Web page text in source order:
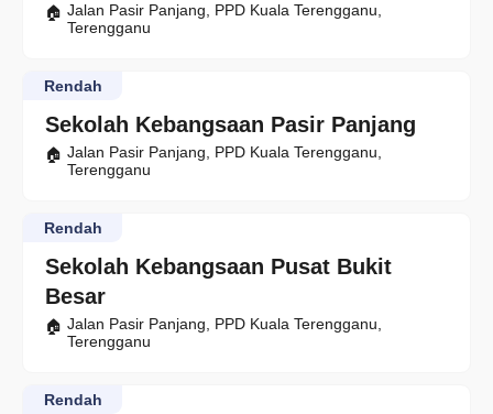
Jalan Pasir Panjang, PPD Kuala Terengganu,
Terengganu
Sekolah Kebangsaan Pasir Panjang
Rendah
Jalan Pasir Panjang, PPD Kuala Terengganu,
Terengganu
Sekolah Kebangsaan Pusat Bukit
Besar
Rendah
Jalan Pasir Panjang, PPD Kuala Terengganu,
Terengganu
Rendah